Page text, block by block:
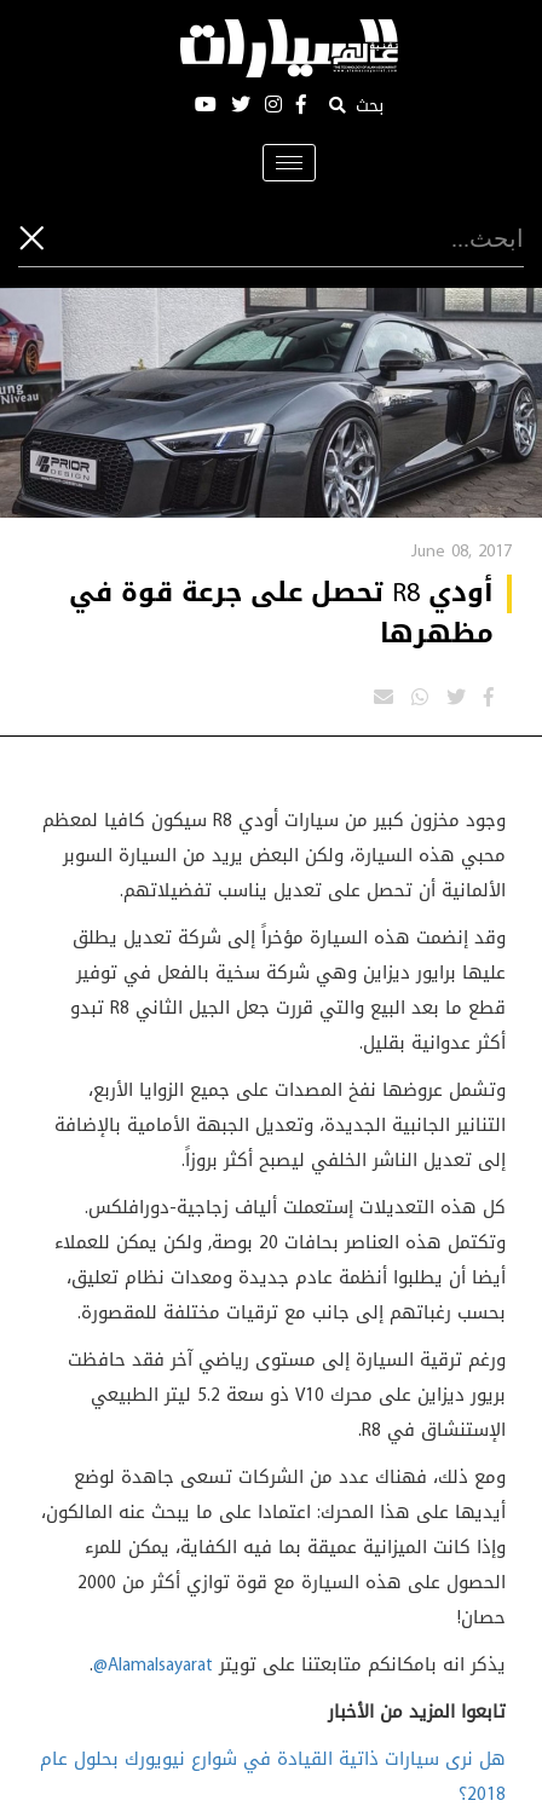
بحث
Toggle
navigation
June 08, 2017
أودي R8 تحصل على جرعة قوة في
مظهرها
وجود مخزون كبير من سيارات أودي R8 سيكون كافيا لمعظم
محبي هذه السيارة، ولكن البعض يريد من السيارة السوبر
الألمانية أن تحصل على تعديل يناسب تفضيلاتهم.
وقد إنضمت هذه السيارة مؤخراً إلى شركة تعديل يطلق
عليها برايور ديزاين وهي شركة سخية بالفعل في توفير
قطع ما بعد البيع والتي قررت جعل الجيل الثاني R8 تبدو
أكثر عدوانية بقليل.
وتشمل عروضها نفخ المصدات على جميع الزوايا الأربع،
التنانير الجانبية الجديدة، وتعديل الجبهة الأمامية بالإضافة
إلى تعديل الناشر الخلفي ليصبح أكثر بروزاً.
كل هذه التعديلات إستعملت ألياف زجاجية-دورافلكس.
وتكتمل هذه العناصر بحافات 20 بوصة, ولكن يمكن للعملاء
أيضا أن يطلبوا أنظمة عادم جديدة ومعدات نظام تعليق،
بحسب رغباتهم إلى جانب مع ترقيات مختلفة للمقصورة.
ورغم ترقية السيارة إلى مستوى رياضي آخر فقد حافظت
بريور ديزاين على محرك V10 ذو سعة 5.2 ليتر الطبيعي
الإستنشاق في R8.
ومع ذلك، فهناك عدد من الشركات تسعى جاهدة لوضع
أيديها على هذا المحرك: اعتمادا على ما يبحث عنه المالكون،
وإذا كانت الميزانية عميقة بما فيه الكفاية، يمكن للمرء
الحصول على هذه السيارة مع قوة توازي أكثر من 2000
حصان!
يذكر انه بامكانكم متابعتنا على تويتر@Alamalsayarat
.
تابعوا المزيد من الأخبار
هل نرى سيارات ذاتية القيادة في شوارع نيويورك بحلول عام
2018؟